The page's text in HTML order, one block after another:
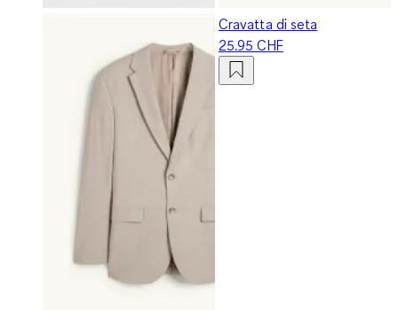
Cravatta di seta
25.95 CHF